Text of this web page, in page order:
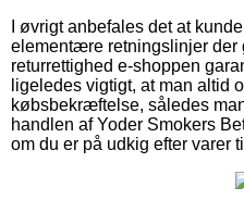
I øvrigt anbefales det at
elementære retningslinjer der
returrettighed e-shoppen
ligeledes vigtigt, at man altid
købsbekræftelse, således
handlen af Yoder Smokers
om du er på udkig efter varer